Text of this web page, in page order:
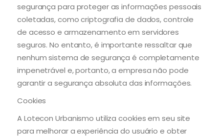
segurança para proteger as informações pessoais
coletadas, como criptografia de dados, controle
de acesso e armazenamento em servidores
seguros. No entanto, é importante ressaltar que
nenhum sistema de segurança é completamente
impenetrável e, portanto, a empresa não pode
garantir a segurança absoluta das informações.
Cookies
A Lotecon Urbanismo utiliza cookies em seu site
para melhorar a experiência do usuário e obter